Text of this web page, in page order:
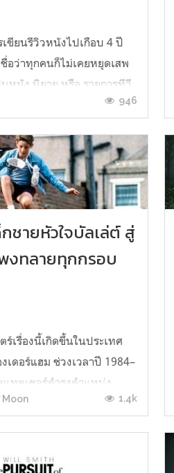
เขียนรีวิวหนังไปเกือบ 4 ปี
อว่าทุกคนก็ไม่เคยหยุดเสพ
หนัง นิยาย หรือ รายการทีวี
กจะชอบ หรืออินกับเรื่อง
งเอก แต่ตัวละครอื่นๆ ก็อาจ
าเป...
946
ชายหัวใจบัลเล่ต์ สู่
งทลายทุกกรอบ
ร์เรื่องนี้เกิดขึ้นในประเทศ
เดอร์แฮม ช่วงเวลาปี 1984–
แทตเชอร์ดำรงตำแหน่ง
ะนั้นสืบเนื่องจากสภาวะ
งินเฟ้อสูงกับวิกฤตราคา
ำนวนมากชนชั้นแรงงานอ...
1.4k